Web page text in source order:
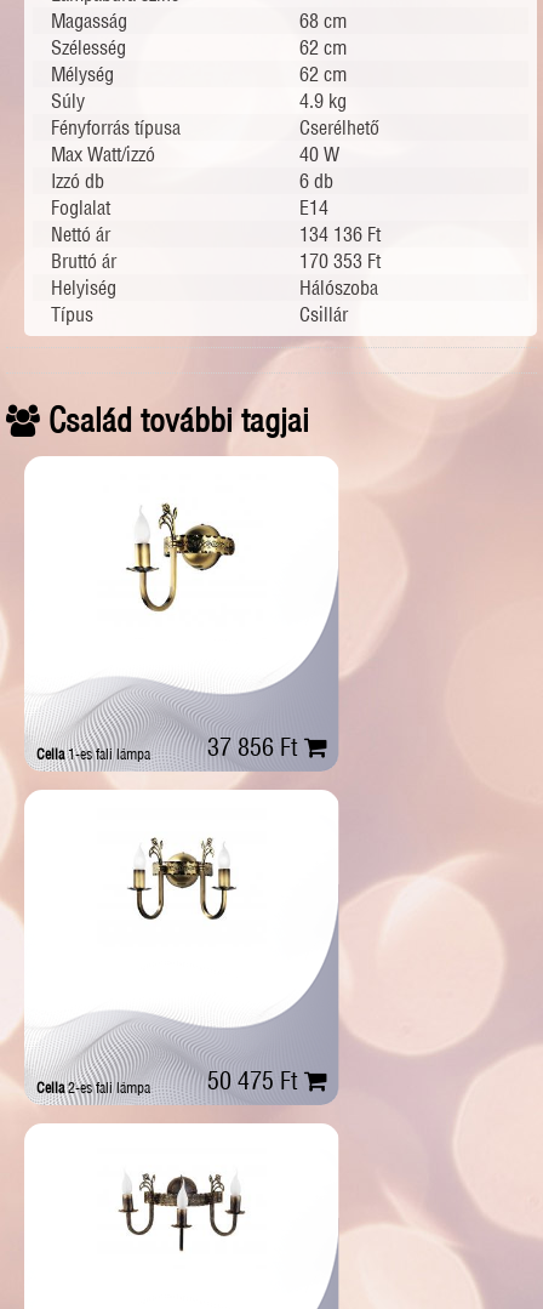
Magasság
68 cm
Szélesség
62 cm
Mélység
62 cm
Súly
4.9 kg
Fényforrás típusa
Cserélhető
Max Watt/izzó
40 W
Izzó db
6 db
Foglalat
E14
Nettó ár
134 136 Ft
Bruttó ár
170 353 Ft
Helyiség
Hálószoba
Típus
Csillár
Család további tagjai
Cella1-es fali lámpa 37 856 Ft
Cella2-es fali lámpa 50 475 Ft